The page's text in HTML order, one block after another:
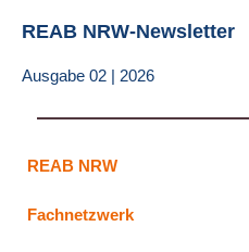
REAB NRW-Newsletter
Ausgabe 02 | 2026
REAB NRW
Fachnetzwerk